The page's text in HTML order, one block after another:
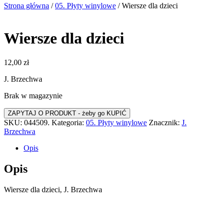
Strona główna /05. Płyty winylowe / Wiersze dla dzieci
Wiersze dla dzieci
12,00 zł
J. Brzechwa
Brak w magazynie
SKU: 044509. Kategoria: 05. Płyty winylowe Znacznik: J.
Brzechwa
Opis
Opis
Wiersze dla dzieci, J. Brzechwa